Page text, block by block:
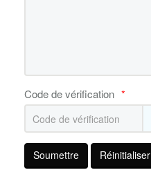
Code de vérification *
Soumettre Réinitialiser